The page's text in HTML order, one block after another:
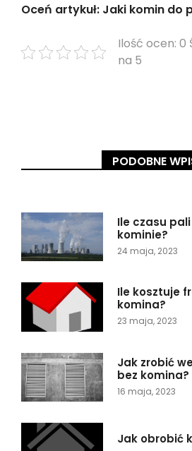
Oceń artykuł: Jaki komin do
Ilość ocen: 0
na 5
PODOBNE
Ile czasu
kominie?
24 maja, 2023
Ile kosztuje
komina?
23 maja, 2023
Jak zrobić
bez komina?
16 maja, 2023
Jak obrobić